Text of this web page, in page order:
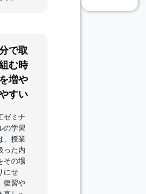
で取
む時
増や
すい
ゼミナ
の学習
、授業
った内
その場
にせ
復習や